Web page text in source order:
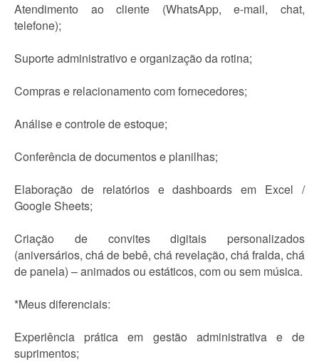
Atendimento ao cliente (WhatsApp, e-mail, chat,
telefone);
Suporte administrativo e organização da rotina;
Compras e relacionamento com fornecedores;
Análise e controle de estoque;
Conferência de documentos e planilhas;
Elaboração de relatórios e dashboards em Excel /
Google Sheets;
Criação de convites digitais personalizados
(aniversários, chá de bebê, chá revelação, chá fralda, chá
de panela) – animados ou estáticos, com ou sem música.
*Meus diferenciais:
Experiência prática em gestão administrativa e de
suprimentos;